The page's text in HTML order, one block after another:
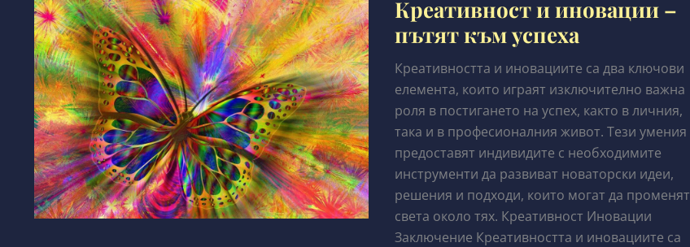
Креативност и иновации –
пътят към успеха
Креативността и иновациите са два ключови
елемента, които играят изключително важна
роля в постигането на успех, както в личния,
така и в професионалния живот. Тези умения
предоставят индивидите с необходимите
инструменти да развиват новаторски идеи,
решения и подходи, които могат да променят
света около тях. Креативност Иновации
Заключение Креативността и иновациите са